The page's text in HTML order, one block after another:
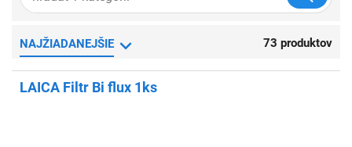
NAJŽIADANEJŠIE 73 produktov
LAICA Filtr Bi flux 1ks